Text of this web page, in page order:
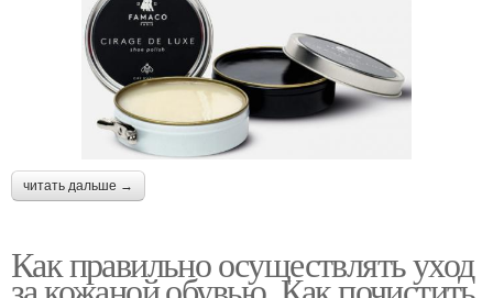
читать дальше →
Как правильно осуществлять уход